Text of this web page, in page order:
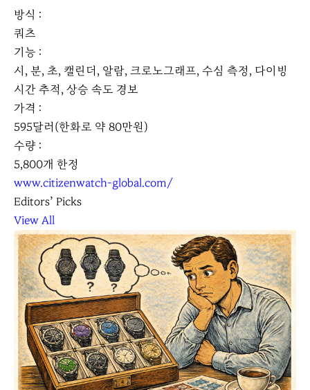
방식 :
쿼츠
기능 :
시, 분, 초, 캘린더, 알람, 크로노그래프, 수심 측정, 다이빙
시간 추적, 상승 속도 경보
가격 :
595달러(한화로 약 80만원)
수량 :
5,800개 한정
www.citizenwatch-global.com/
Editors’ Picks
View All